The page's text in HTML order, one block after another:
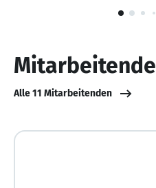
Mitarbeitende
Alle 11 Mitarbeitenden